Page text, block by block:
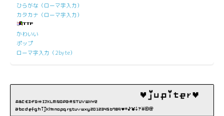
ひらがな（ローマ字入力）
カタカナ（ローマ字入力）
かわいい
ポップ
ローマ字入力（2byte）